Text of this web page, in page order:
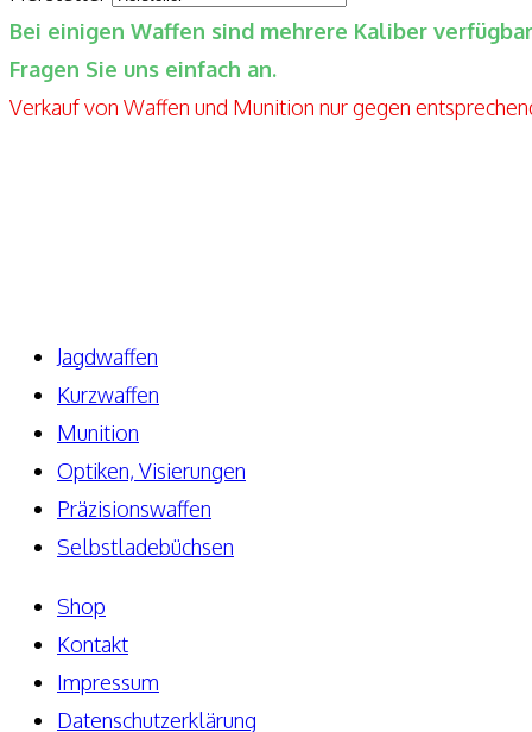
Bei einigen Waffen sind mehrere Kaliber
Fragen Sie uns einfach an.
Verkauf von Waffen und Munition nur gegen
Jagdwaffen
Kurzwaffen
Munition
Optiken, Visierungen
Präzisionswaffen
Selbstladebüchsen
Shop
Kontakt
Impressum
Datenschutzerklärung